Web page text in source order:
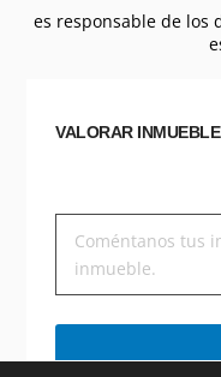
es responsable de los
VALORAR INMUEBLE